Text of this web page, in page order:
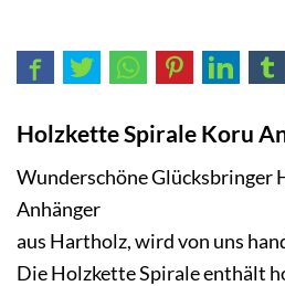
Holzkette Spirale Koru
Wunderschöne Glücksbringer
Anhänger
aus Hartholz, wird von uns
Die Holzkette Spirale enthält